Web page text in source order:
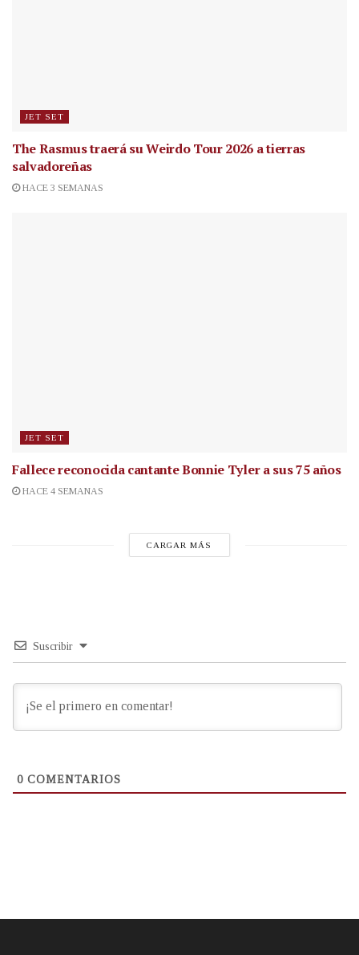
JET SET
The Rasmus traerá su Weirdo Tour 2026 a tierras
salvadoreñas
HACE 3 SEMANAS
JET SET
Fallece reconocida cantanteBonnie Tyler a sus 75 años
HACE 4 SEMANAS
CARGAR MÁS
Suscribir
0 COMENTARIOS